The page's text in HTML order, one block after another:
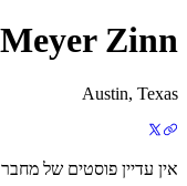
Meyer Zinn
Austin, Texas
אין עדיין פוסטים של